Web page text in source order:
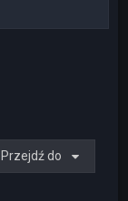
Przejdź do